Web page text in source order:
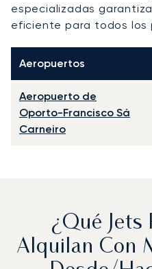
especializadas
eficiente para todos los
Aeropuertos
Aeropuerto de
Oporto-Francisco Sá
Carneiro
¿Qué Jets
Alquilan Con